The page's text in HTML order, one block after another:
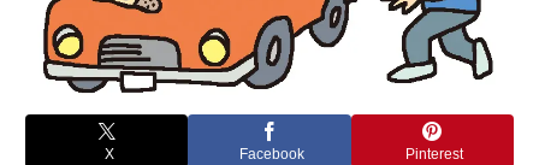
X Facebook Pinterest